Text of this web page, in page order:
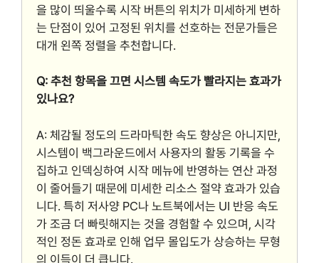
을 많이 띄울수록 시작 버튼의 위치가 미세하게 변하
는 단점이 있어 고정된 위치를 선호하는 전문가들은
대개 왼쪽 정렬을 추천합니다.
Q: 추천 항목을 끄면 시스템 속도가 빨라지는 효과가
있나요?
A: 체감될 정도의 드라마틱한 속도 향상은 아니지만,
시스템이 백그라운드에서 사용자의 활동 기록을 수
집하고 인덱싱하여 시작 메뉴에 반영하는 연산 과정
이 줄어들기 때문에 미세한 리소스 절약 효과가 있습
니다. 특히 저사양 PC나 노트북에서는 UI 반응 속도
가 조금 더 빠릿해지는 것을 경험할 수 있으며, 시각
적인 정돈 효과로 인해 업무 몰입도가 상승하는 무형
의 이득이 더 큽니다.